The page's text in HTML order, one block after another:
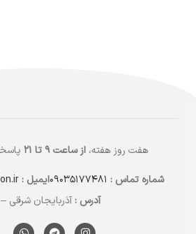
هفت روز هفته،از ساعت ۹ تا ۲۱
شماره تماس : ۰۹۰۳۵۱۷۷۴۸۱ایمیل :
آدرس : آذربایجان شرقی –